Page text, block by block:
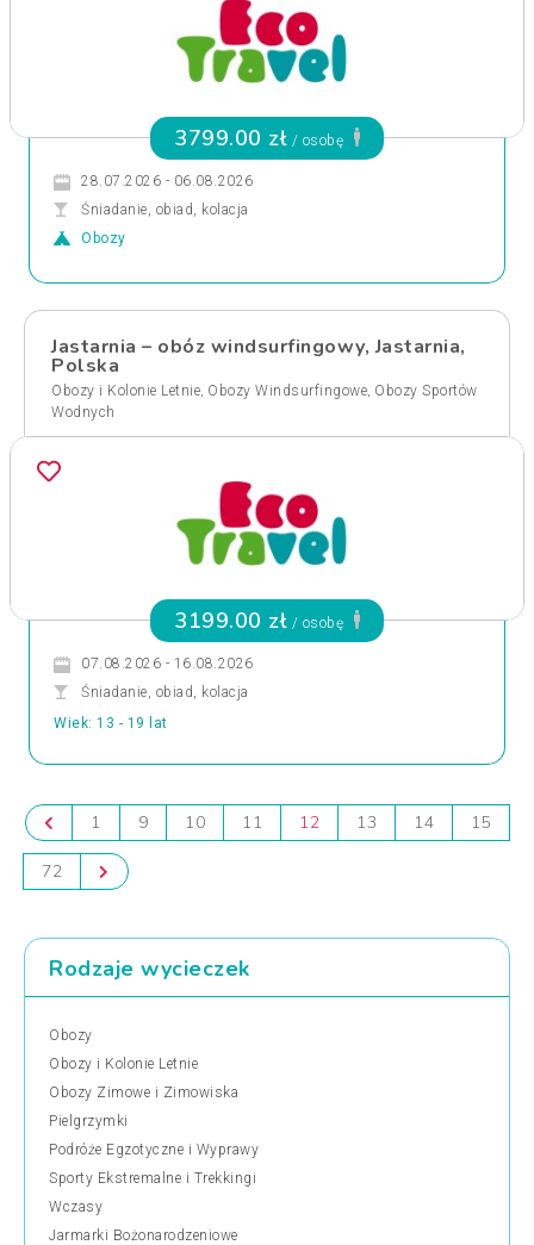
3799.00 zł / osobę
28.07.2026 - 06.08.2026
Śniadanie, obiad, kolacja
Obozy
Jastarnia – obóz windsurfingowy, Jastarnia,
Polska
Obozy i Kolonie Letnie, Obozy Windsurfingowe, Obozy Sportów
Wodnych
3199.00 zł / osobę
07.08.2026 - 16.08.2026
Śniadanie, obiad, kolacja
Wiek: 13 - 19 lat
1 9 10 11 12 13 14 15
72
Rodzaje wycieczek
Obozy
Obozy i Kolonie Letnie
Obozy Zimowe i Zimowiska
Pielgrzymki
Podróże Egzotyczne i Wyprawy
Sporty Ekstremalne i Trekkingi
Wczasy
Jarmarki Bożonarodzeniowe